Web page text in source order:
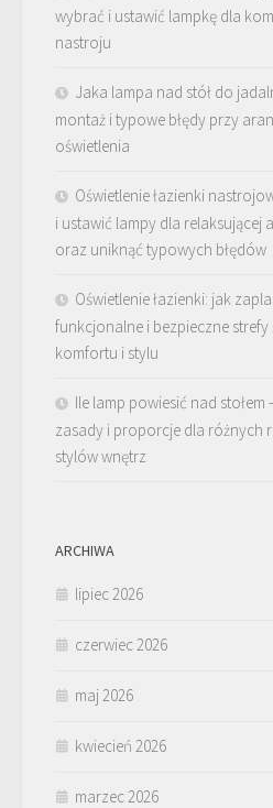
wybrać i ustawić lampkę dla
nastroju
Jaka lampa nad stół do
montaż i typowe błędy przy
oświetlenia
Oświetlenie łazienki
i ustawić lampy dla relaksującej
oraz uniknąć typowych błędów
Oświetlenie łazienki: jak
funkcjonalne i bezpieczne strefy
komfortu i stylu
Ile lamp powiesić nad
zasady i proporcje dla różnych
stylów wnętrz
ARCHIWA
lipiec 2026
czerwiec 2026
maj 2026
kwiecień 2026
marzec 2026